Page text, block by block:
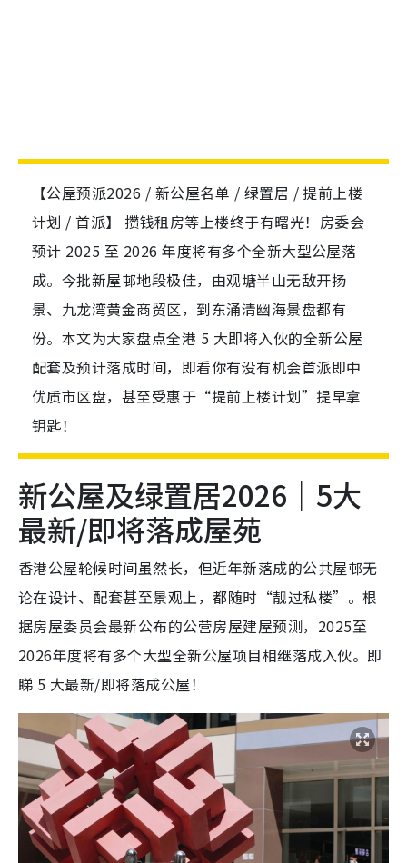
【公屋预派2026 / 新公屋名单 / 绿置居 / 提前上楼
计划 / 首派】 攒钱租房等上楼终于有曙光！房委会
预计 2025 至 2026 年度将有多个全新大型公屋落
成。今批新屋邨地段极佳，由观塘半山无敌开扬
景、九龙湾黄金商贸区，到东涌清幽海景盘都有
份。本文为大家盘点全港 5 大即将入伙的全新公屋
配套及预计落成时间，即看你有没有机会首派即中
优质市区盘，甚至受惠于“提前上楼计划”提早拿
钥匙！
新公屋及绿置居2026｜5大
最新/即将落成屋苑
香港公屋轮候时间虽然长，但近年新落成的公共屋邨无
论在设计、配套甚至景观上，都随时“靓过私楼”。根
据房屋委员会最新公布的公营房屋建屋预测，2025至
2026年度将有多个大型全新公屋项目相继落成入伙。即
睇 5 大最新/即将落成公屋！